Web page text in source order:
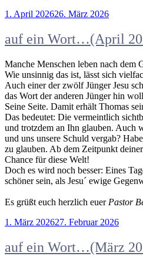
Veröffentlicht
1. April 202626. März 2026
auf ein Wort…(April
Manche Menschen leben nach dem
Wie unsinnig das ist, lässt sich
Auch einer der zwölf Jünger Jesu
das Wort der anderen Jünger hin
Seine Seite. Damit erhält Thomas
Das bedeutet: Die vermeintlich
und trotzdem an Ihn glauben. Auch
und uns unsere Schuld vergab?
zu glauben. Ab dem Zeitpunkt
Chance für diese Welt!
Doch es wird noch besser: Eines
schöner sein, als Jesu´ ewige
Es grüßt euch herzlich euer Pastor
Veröffentlicht
1. März 202627. Februar 2026
auf ein Wort…(März